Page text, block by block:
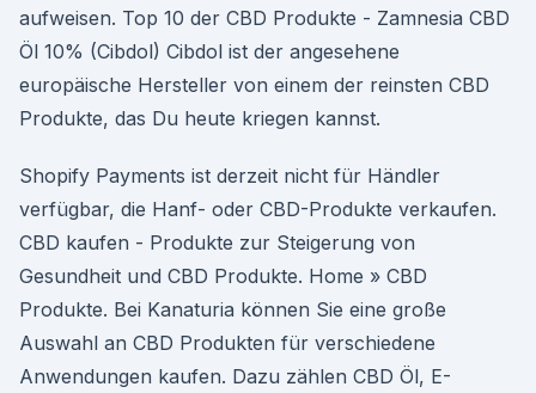
aufweisen. Top 10 der CBD Produkte - Zamnesia CBD
Öl 10% (Cibdol) Cibdol ist der angesehene
europäische Hersteller von einem der reinsten CBD
Produkte, das Du heute kriegen kannst.
Shopify Payments ist derzeit nicht für Händler
verfügbar, die Hanf- oder CBD-Produkte verkaufen.
CBD kaufen - Produkte zur Steigerung von
Gesundheit und CBD Produkte. Home » CBD
Produkte. Bei Kanaturia können Sie eine große
Auswahl an CBD Produkten für verschiedene
Anwendungen kaufen. Dazu zählen CBD Öl, E-